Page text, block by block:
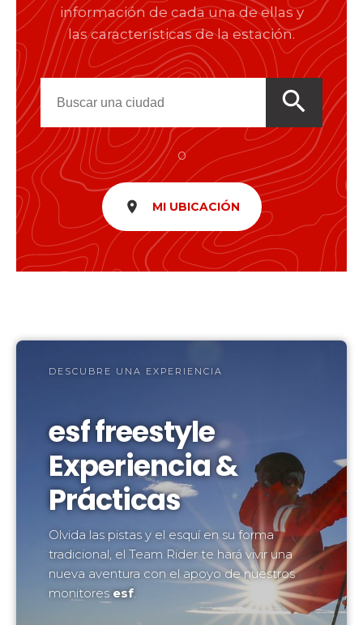
información de cada una de ellas y
las características de la estación.
search
o
room MI UBICACIÓN
DESCUBRE UNA EXPERIENCIA
esf freestyle
Experiencia &
Prácticas
Olvida las pistas y el esquí en su forma
tradicional, el Team Rider te hará vivir una
nueva aventura con el apoyo de nuestros
monitores esf.